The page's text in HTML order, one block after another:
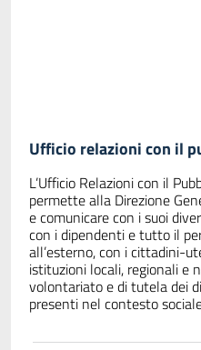
Ufficio relazioni con il
L’Ufficio Relazioni con il
permette alla Direzione
e comunicare con i suoi
con i dipendenti e tutto il
all’esterno, con i cittadini-
istituzioni locali, regionali e
volontariato e di tutela dei
presenti nel contesto